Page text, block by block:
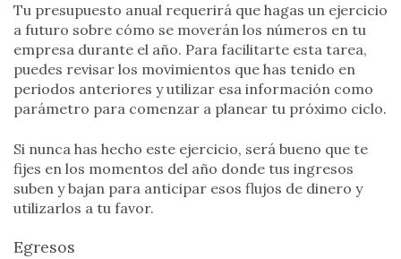
Tu presupuesto anual requerirá que hagas un ejercicio
a futuro sobre cómo se moverán los números en tu
empresa durante el año. Para facilitarte esta tarea,
puedes revisar los movimientos que has tenido en
periodos anteriores y utilizar esa información como
parámetro para comenzar a planear tu próximo ciclo.
Si nunca has hecho este ejercicio, será bueno que te
fijes en los momentos del año donde tus ingresos
suben y bajan para anticipar esos flujos de dinero y
utilizarlos a tu favor.
Egresos